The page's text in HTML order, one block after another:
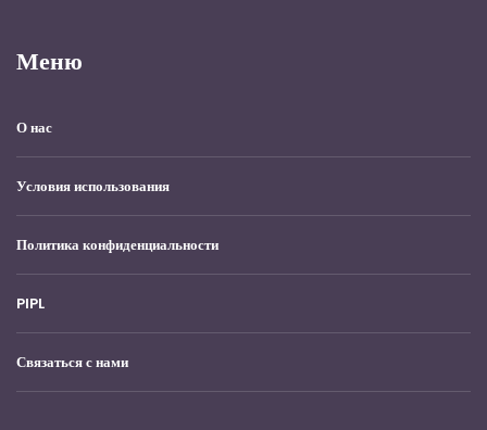
Меню
О нас
Условия использования
Политика конфиденциальности
PIPL
Связаться с нами